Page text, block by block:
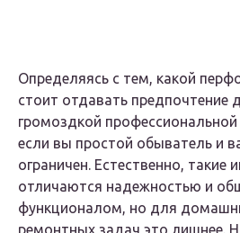
Определяясь с тем, какой
стоит отдавать предпочтение
громоздкой
если вы простой обыватель и
ограничен. Естественно, такие
отличаются надежностью и
функционалом, но для